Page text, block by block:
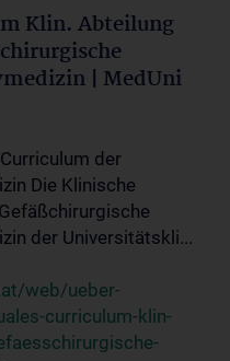
Klin. Abteilung
| MedUni
der
Die Klinische
der Universitätskli...
web/ueber-
curriculum-klin-